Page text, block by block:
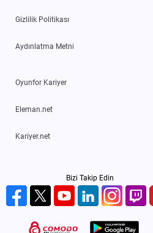
Gizlilik Politikası
Aydınlatma Metni
Oyunfor Kariyer
Eleman.net
Kariyer.net
Bizi Takip Edin